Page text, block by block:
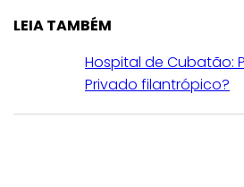
LEIA TAMBÉM
Hospital de Cubatão:
Privado filantrópico?